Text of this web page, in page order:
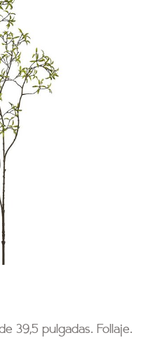
39,5 pulgadas. Follaje.